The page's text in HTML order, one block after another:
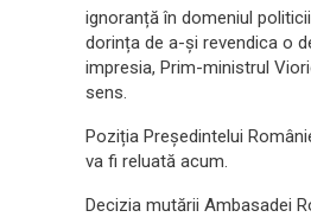
ignoranță în domeniul
dorința de a-și revendica o
impresia, Prim-ministrul
sens.
Poziția Președintelui
va fi reluată acum.
Decizia mutării Ambasadei